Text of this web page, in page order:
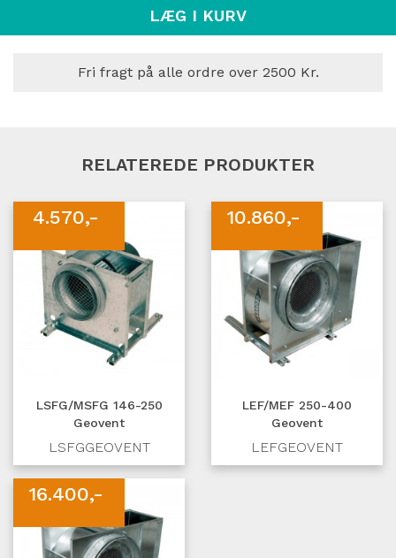
LÆG I KURV
Fri fragt på alle ordre over 2500 Kr.
RELATEREDE PRODUKTER
4.570,-
LSFG/MSFG 146-250
Geovent
LSFGGEOVENT
10.860,-
LEF/MEF 250-400
Geovent
LEFGEOVENT
16.400,-